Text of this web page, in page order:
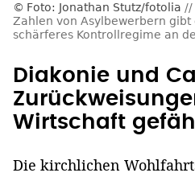
Foto: Jonathan Stutz/fotolia
Zahlen von Asylbewerbern
schärferes Kontrollregime an
Diakonie und
Wirtschaft
Die kirchlichen